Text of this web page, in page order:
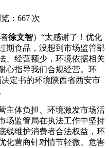
：667 次
徐文智）“太感谢了！优化
期食品，没想到市场监管部
、经营额少，环境依据相关
心指导我们合规经营。环
定书的环境陕西省西安市
主体负担、环境激发市场活
场监管局在执法工作中坚持
线维护消费者合法权益，环
化营商针对情节轻微、危害